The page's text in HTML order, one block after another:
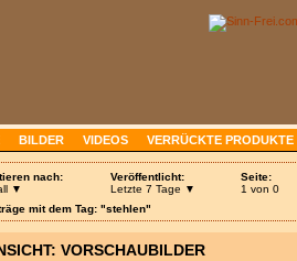
BILDER VIDEOS VERRÜCKTE PRODUKTE
nach:
▼
Veröffentlicht:
Letzte 7 Tage ▼
Seite:
1 von 0
mit dem Tag: "stehlen"
VORSCHAUBILDER